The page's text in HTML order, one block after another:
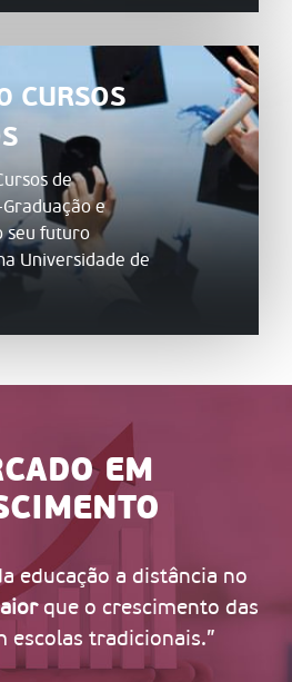
CURSOS
de
e
seu futuro
Universidade de
EM
no
das
“70% dos